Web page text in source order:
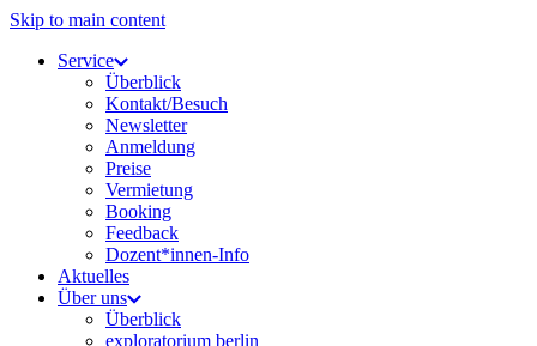
Skip to main content
Service
Überblick
Kontakt/Besuch
Newsletter
Anmeldung
Preise
Vermietung
Booking
Feedback
Dozent*innen-Info
Aktuelles
Über uns
Überblick
exploratorium berlin